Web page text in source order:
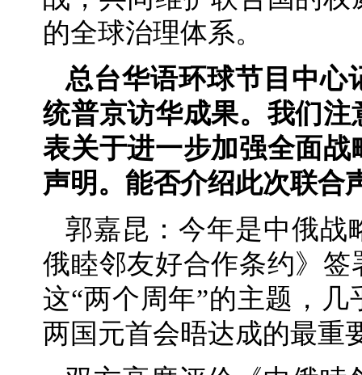
的全球治理体系。
总台华语环球节目中心
统普京访华成果。我们
表关于进一步加强全面
声明。能否介绍此次联合
郭嘉昆：今年是中俄战
俄睦邻友好合作条约》
这“两个周年”的主题，
两国元首会晤达成的最重